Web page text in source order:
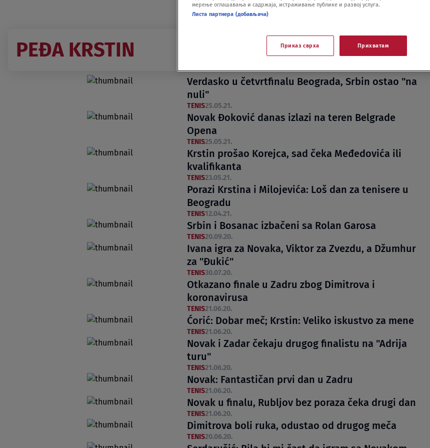
PEĐA KRSTIN
Verdasko u četvrtfinalu Beograda, Srbin ostao "na
nuli"
TENIS25.05.21.
Novak Đoković danas izlazi na teren Belgrade
Opena
TENIS25.05.21.
Krstin prošao Korejca, sad čeka Međedovića ili
kvalifikanta
TENIS23.05.21.
Porazi Krstina i Milojevića: Loš dan za tenisere u
Beogradu
TENIS12.04.21.
Srbin i Bosanac izbačeni sa Rolan Garosa
TENIS20.09.20.
Ivana igra za Novaka, Viktor za Zvezdu, a Džumhur
za "Đukić"
TENIS30.07.20.
Otkazano finale u Zadru zbog Dimitrova i
koronavirusa
TENIS21.06.20.
Ćorić: Dobar meč; Krstin: Veliko iskustvo za mene
TENIS21.06.20.
Novak i Zadar čekaju drugog finalistu na "Adrija
turu"
TENIS21.06.20.
Novak: Fantastičan prvi dan u Zadru
TENIS21.06.20.
Novak u finalu, Rubljov bez poraza čeka drugi dan
TENIS21.06.20.
Dimitrova boli ruka, odustao od drugog meča
TENIS20.06.20.
мерење оглашавања и садржаја, истраживање публике и развој услуга.
Листа партнера (добављача)
Приказ сврха Прихватам